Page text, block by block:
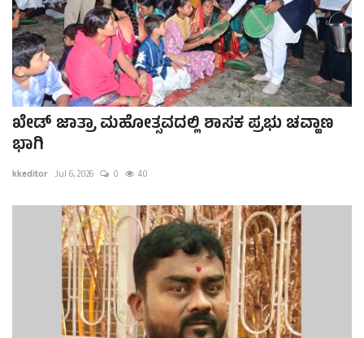
ಖೇಡ್ ಜಾತ್ರಾ ಮಹೋತ್ಸವದಲ್ಲಿ ಶಾಸಕ ಪ್ರಭು ಚವ್ಹಾಣ
ಭಾಗಿ
kkeditor Jul 6, 2026 0 40